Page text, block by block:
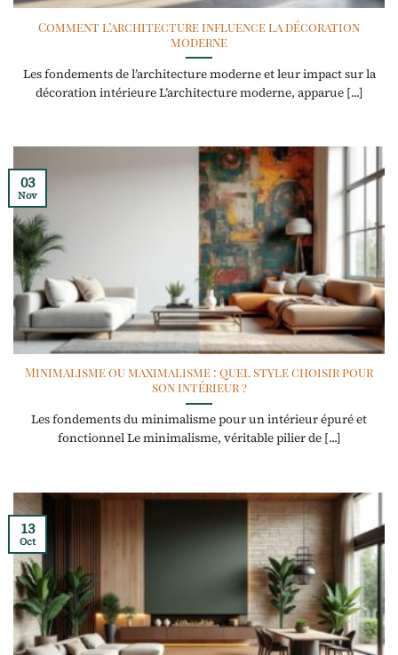
Comment l’architecture influence la décoration
moderne
Les fondements de l’architecture moderne et leur impact sur la
décoration intérieure L’architecture moderne, apparue [...]
Minimalisme ou maximalisme : quel style choisir pour
son intérieur ?
Les fondements du minimalisme pour un intérieur épuré et
fonctionnel Le minimalisme, véritable pilier de [...]
03
Nov
13
Oct